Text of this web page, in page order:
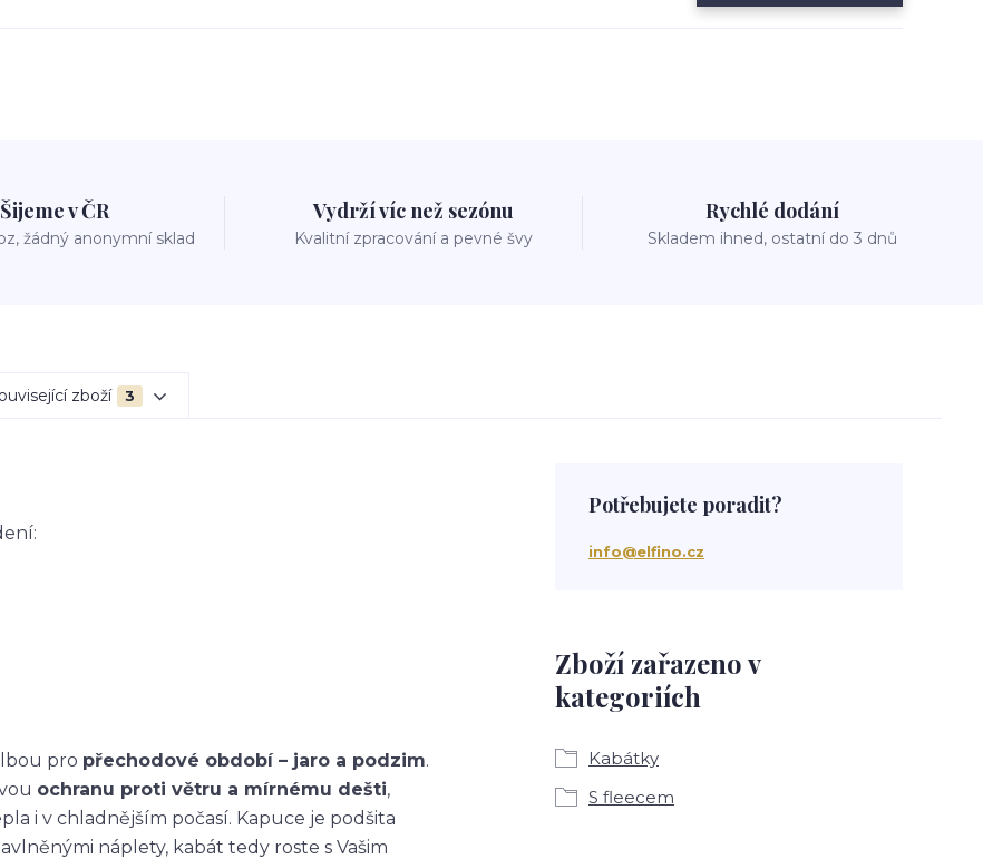
Šijeme v ČR
žádný anonymní sklad
Vydrží víc než sezónu
Kvalitní zpracování a pevné švy
Rychlé dodání
Skladem ihned, ostatní do 3 dnů
zboží 3
pro přechodové období – jaro a podzim.
ochranu proti větru a mírnému dešti,
i v chladnějším počasí. Kapuce je podšita
náplety, kabát tedy roste s Vašim
Zboží zařazeno v
kategoriích
Kabátky
S fleecem
Potřebujete poradit?
info@elfino.cz